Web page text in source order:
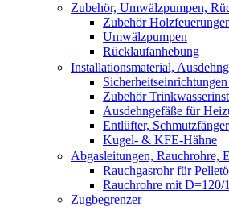
Zubehör, Umwälzpumpen,
Zubehör
Umwälzpumpen
Rücklaufanhebung
Installationsmaterial,
Zubehör
Ausdehngefäße für
Entlüfter, Schmutzfänger
Kugel- & KFE-Hähne
Abgasleitungen, Rauchrohre,
Rauchgasrohr für
Rauchrohre mit D=120/
Zugbegrenzer